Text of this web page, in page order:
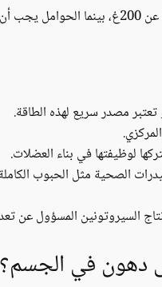
أدنى.
تعتبر مصدر سريع لهذه الطاقة.
لوظيفتها في بناء العضلات.
الصحية مثل الحبوب
السيروتونين المسؤول عن
دهون في الجسم؟